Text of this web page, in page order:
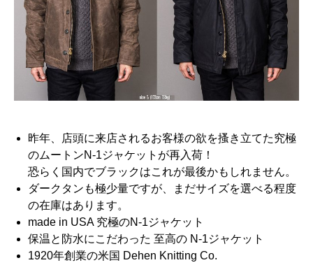
昨年、店頭に来店されるお客様の欲を搔き立てた究極
のムートンN-1ジャケットが再入荷！
恐らく国内でブラックはこれが最後かもしれません。
ダークタンも極少量ですが、まだサイズを選べる程度
の在庫はあります。
made in USA 究極のN-1ジャケット
保温と防水にこだわった 至高の N-1ジャケット
1920年創業の米国 Dehen Knitting Co.